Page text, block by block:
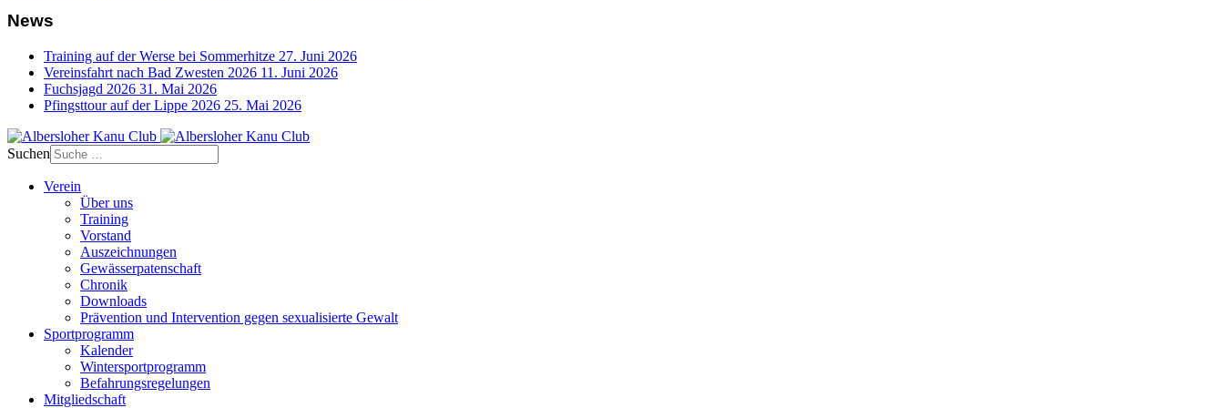
News
Training auf der Werse bei Sommerhitze 27. Juni 2026
Vereinsfahrt nach Bad Zwesten 2026 11. Juni 2026
Fuchsjagd 2026 31. Mai 2026
Pfingsttour auf der Lippe 2026 25. Mai 2026
Suchen
Verein
Über uns
Training
Vorstand
Auszeichnungen
Gewässerpatenschaft
Chronik
Downloads
Prävention und Intervention gegen sexualisierte Gewalt
Sportprogramm
Kalender
Wintersportprogramm
Befahrungsregelungen
Mitgliedschaft